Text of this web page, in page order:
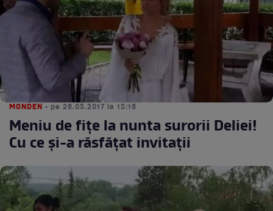
MONDEN • pe 26.05.2017 la 15:16
Meniu de fițe la nunta surorii Deliei!
Cu ce și-a răsfățat invitații